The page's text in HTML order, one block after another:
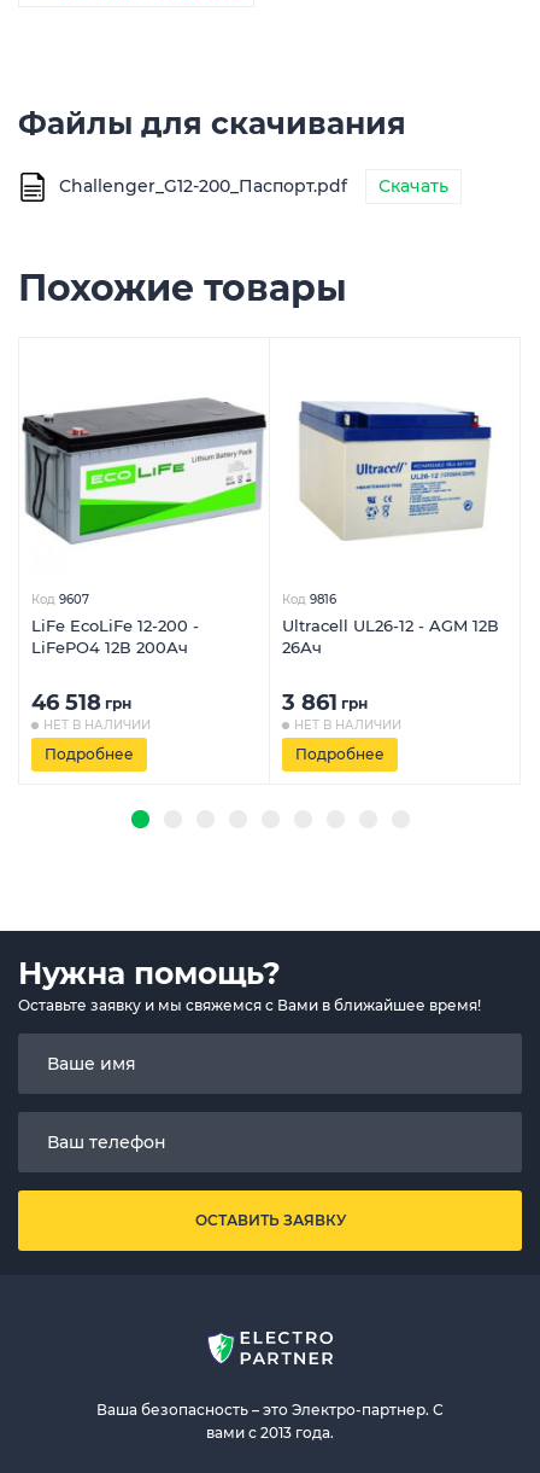
Файлы для скачивания
Challenger_G12-200_Паспорт.pdf Скачать
Похожие товары
Код 9607
LiFe EcoLiFe 12-200 -
LiFePO4 12В 200Ач
46 518 грн
НЕТ В НАЛИЧИИ
Подробнее
Код 9816
Ultracell UL26-12 - AGM 12В
26Ач
3 861 грн
НЕТ В НАЛИЧИИ
Подробнее
Нужна помощь?
Оставьте заявку и мы свяжемся с Вами в ближайшее время!
ОСТАВИТЬ ЗАЯВКУ
Ваша безопасность – это Электро-партнер. С
вами с 2013 года.